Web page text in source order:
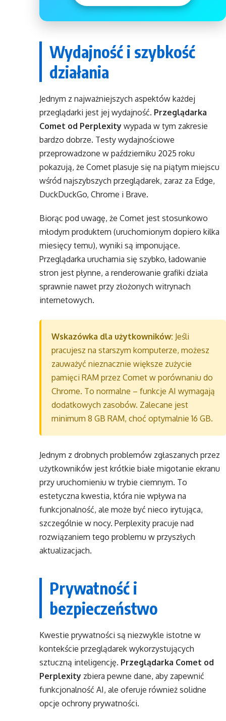
Wydajność i szybkość
działania
Jednym z najważniejszych aspektów każdej
przeglądarki jest jej wydajność. Przeglądarka
Comet od Perplexity wypada w tym zakresie
bardzo dobrze. Testy wydajnościowe
przeprowadzone w październiku 2025 roku
pokazują, że Comet plasuje się na piątym miejscu
wśród najszybszych przeglądarek, zaraz za Edge,
DuckDuckGo, Chrome i Brave.
Biorąc pod uwagę, że Comet jest stosunkowo
młodym produktem (uruchomionym dopiero kilka
miesięcy temu), wyniki są imponujące.
Przeglądarka uruchamia się szybko, ładowanie
stron jest płynne, a renderowanie grafiki działa
sprawnie nawet przy złożonych witrynach
internetowych.
Wskazówka dla użytkowników: Jeśli
pracujesz na starszym komputerze, możesz
zauważyć nieznacznie większe zużycie
pamięci RAM przez Comet w porównaniu do
Chrome. To normalne – funkcje AI wymagają
dodatkowych zasobów. Zalecane jest
minimum 8 GB RAM, choć optymalnie 16 GB.
Jednym z drobnych problemów zgłaszanych przez
użytkowników jest krótkie białe migotanie ekranu
przy uruchomieniu w trybie ciemnym. To
estetyczna kwestia, która nie wpływa na
funkcjonalność, ale może być nieco irytująca,
szczególnie w nocy. Perplexity pracuje nad
rozwiązaniem tego problemu w przyszłych
aktualizacjach.
Prywatność i
bezpieczeństwo
Kwestie prywatności są niezwykle istotne w
kontekście przeglądarek wykorzystujących
sztuczną inteligencję. Przeglądarka Comet od
Perplexity zbiera pewne dane, aby zapewnić
funkcjonalność AI, ale oferuje również solidne
opcje ochrony prywatności.